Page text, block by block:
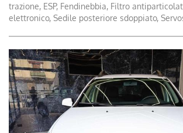
trazione, ESP, Fendinebbia, Filtro
elettronico, Sedile posteriore sdoppiato,